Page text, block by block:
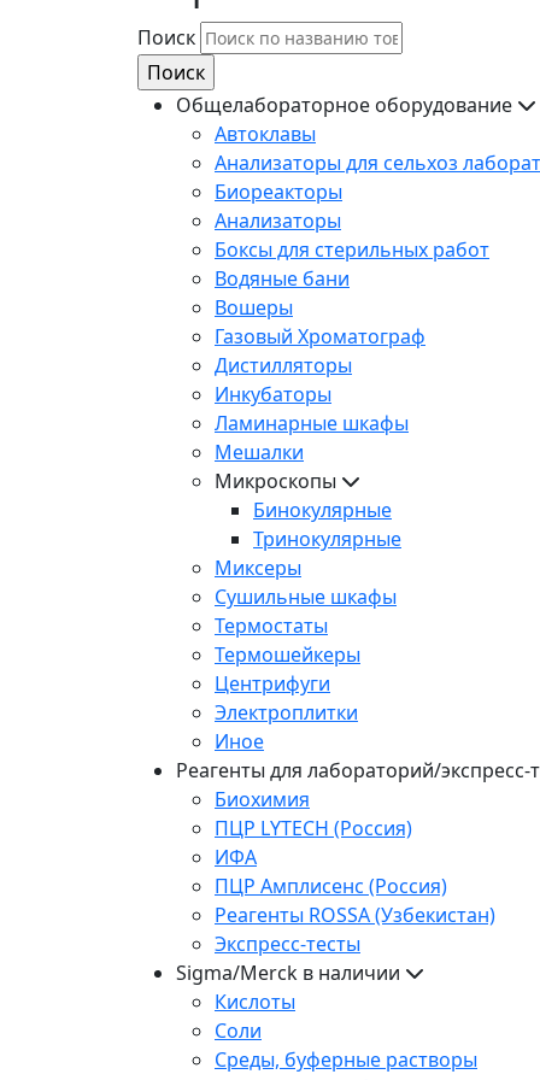
Поиск
Общелабораторное оборудование
Автоклавы
Анализаторы для сельхоз
Биореакторы
Анализаторы
Боксы для стерильных работ
Водяные бани
Вошеры
Газовый Хроматограф
Дистилляторы
Инкубаторы
Ламинарные шкафы
Мешалки
Микроскопы
Бинокулярные
Тринокулярные
Миксеры
Сушильные шкафы
Термостаты
Термошейкеры
Центрифуги
Электроплитки
Иное
Реагенты для лабораторий/экспресс-
Биохимия
ПЦР LYTECH (Россия)
ИФА
ПЦР Амплисенс (Россия)
Реагенты ROSSA (Узбекистан)
Экспресс-тесты
Sigma/Merck в наличии
Кислоты
Соли
Среды, буферные растворы